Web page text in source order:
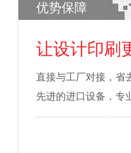
优势保障
让设计印刷
直接与工厂对接，省
先进的进口设备，专